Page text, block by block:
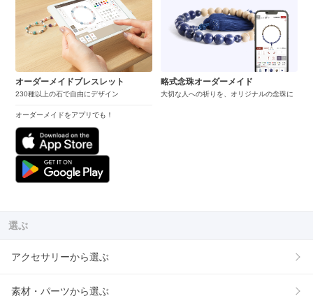
オーダーメイドブレスレット
230種以上の石で自由にデザイン
オーダーメイドをアプリでも！
略式念珠オーダーメイド
大切な人への祈りを、オリジナルの念珠に
選ぶ
アクセサリーから選ぶ
素材・パーツから選ぶ